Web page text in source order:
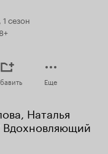
сезон
Еще
Наталья
Вдохновляющий